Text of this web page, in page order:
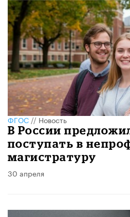
ФГОС//Новость
В России
поступать в
магистратуру
30 апреля